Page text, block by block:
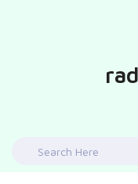
Search